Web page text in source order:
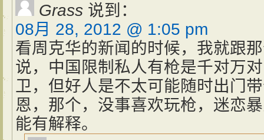
Grass 说到：
08月 28, 2012 @ 1:05 pm
看周克华的新闻的时候，我就跟
说，中国限制私人有枪是千对万
卫，但好人是不太可能随时出门
恩，那个，没事喜欢玩枪，迷恋
能有解释。